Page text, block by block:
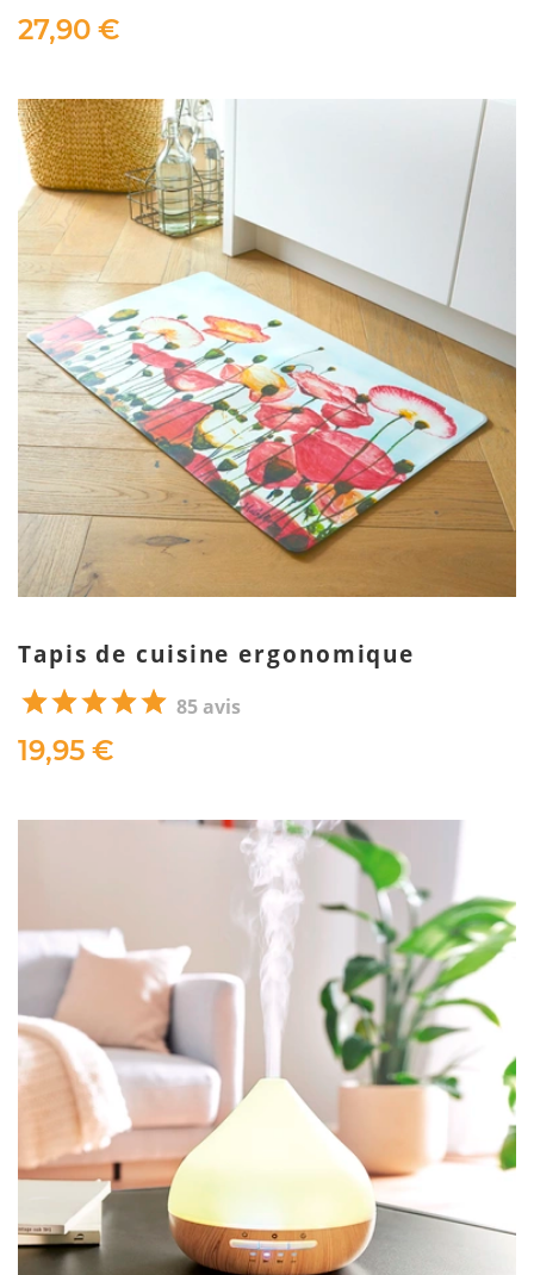
27,90 €
Tapis de cuisine ergonomique
85 avis
19,95 €